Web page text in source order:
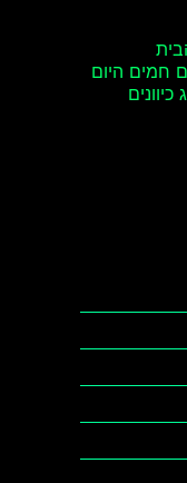
חמים היום
כיוונים